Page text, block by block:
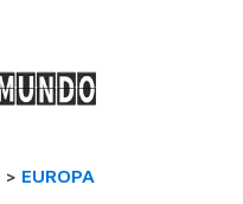
> EUROPA